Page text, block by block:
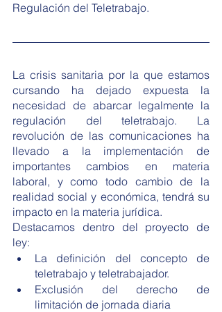
Regulación del Teletrabajo.
La crisis sanitaria por la que estamos
cursando ha dejado expuesta la
necesidad de abarcar legalmente la
regulación del teletrabajo. La
revolución de las comunicaciones ha
llevado a la implementación de
importantes cambios en materia
laboral, y como todo cambio de la
realidad social y económica, tendrá su
impacto en la materia jurídica.
Destacamos dentro del proyecto de
ley:
La definición del concepto de
teletrabajo y teletrabajador.
Exclusión del derecho de
limitación de jornada diaria